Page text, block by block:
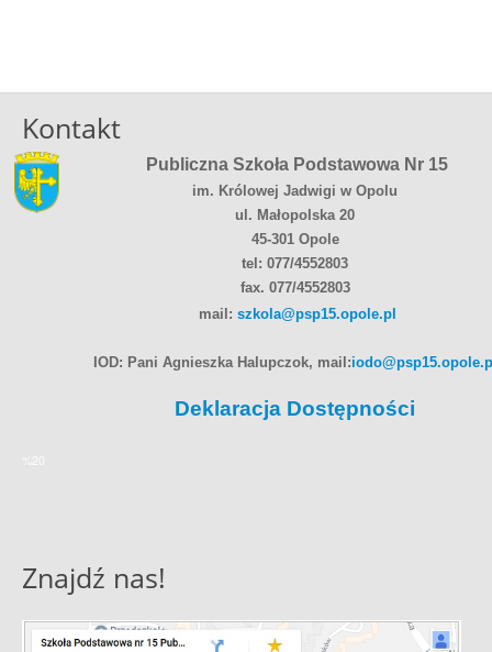
Kontakt
Publiczna Szkoła Podstawowa Nr 15
im. Królowej Jadwigi w Opolu
ul. Małopolska 20
45-301 Opole
tel: 077/4552803
fax. 077/4552803
mail: szkola@psp15.opole.pl
IOD: Pani Agnieszka Halupczok, mail:
Deklaracja Dostępności
%20
Znajdź nas!